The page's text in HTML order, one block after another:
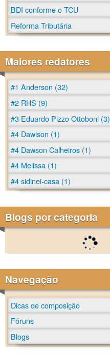
BDI conforme o TCU
Reforma Tributária
Maiores redatores
#1 Anderson (32)
#2 RHS (9)
#3 Eduardo Pizzo Ottoboni (3)
#4 Dawison (1)
#4 Dawson Calheiros (1)
#4 Melissa (1)
#4 sidinei-casa (1)
Blogs por categoria
Navegação
Dicas de composição
Fóruns
Blogs